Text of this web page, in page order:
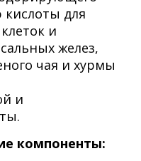
кислоты для
и
желез,
чая и хурмы
и
компоненты: